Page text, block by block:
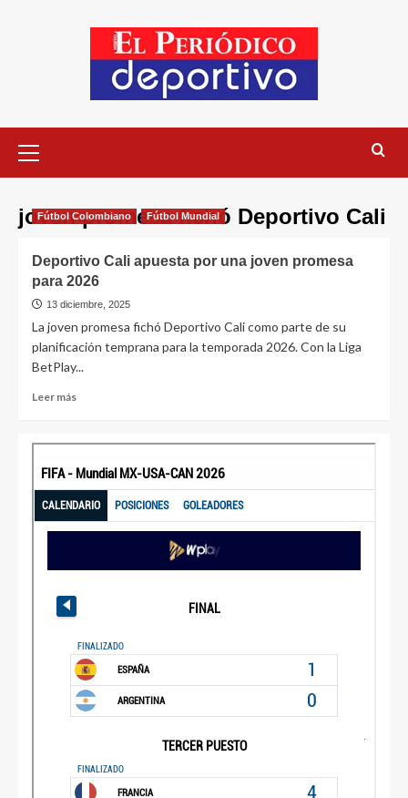
joven promesa fichó Deportivo Cali
Fútbol Colombiano Fútbol Mundial
Deportivo Cali apuesta por una joven promesa
para 2026
13 diciembre, 2025
La joven promesa fichó Deportivo Cali como parte de su
planificación temprana para la temporada 2026. Con la Liga
BetPlay...
Leer más